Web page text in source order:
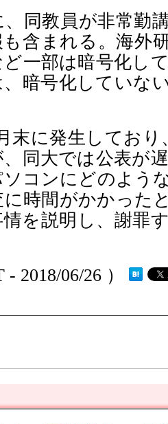
同教員が非常勤
含まれる。海外
一部は暗号化し
暗号化していな
末に発生しており
同大では公表が
コンにどのよう
時間がかかった
を説明し、謝罪
- 2018/06/26 ）